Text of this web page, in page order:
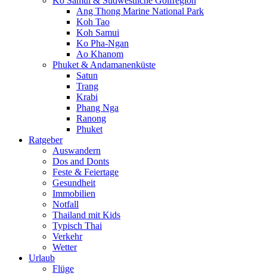
Ang Thong Marine National Park
Koh Tao
Koh Samui
Ko Pha-Ngan
Ao Khanom
Phuket & Andamanenküste
Satun
Trang
Krabi
Phang Nga
Ranong
Phuket
Ratgeber
Auswandern
Dos and Donts
Feste & Feiertage
Gesundheit
Immobilien
Notfall
Thailand mit Kids
Typisch Thai
Verkehr
Wetter
Urlaub
Flüge